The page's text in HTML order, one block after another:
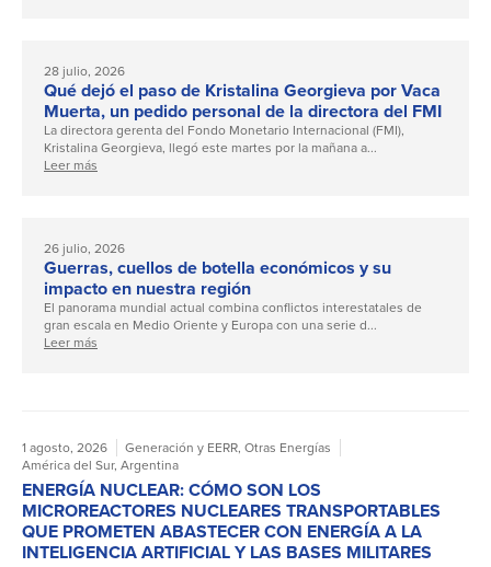
1 agosto, 2026 Generación y EERR, Otras Energías
América del Sur, Argentina
ENERGÍA NUCLEAR: CÓMO SON LOS
MICROREACTORES NUCLEARES TRANSPORTABLES
QUE PROMETEN ABASTECER CON ENERGÍA A LA
INTELIGENCIA ARTIFICIAL Y LAS BASES MILITARES
28 julio, 2026
Qué dejó el paso de Kristalina Georgieva por Vaca
Muerta, un pedido personal de la directora del FMI
La directora gerenta del Fondo Monetario Internacional (FMI),
Kristalina Georgieva, llegó este martes por la mañana a...
Leer más
26 julio, 2026
Guerras, cuellos de botella económicos y su
impacto en nuestra región
El panorama mundial actual combina conflictos interestatales de
gran escala en Medio Oriente y Europa con una serie d...
Leer más